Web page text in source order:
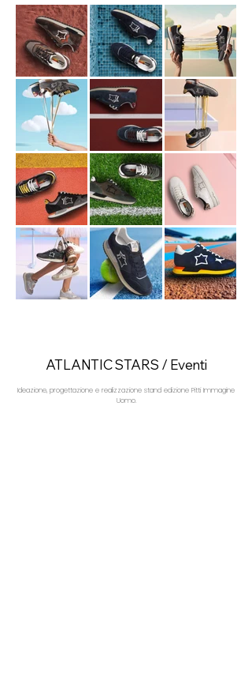
ATLANTIC STARS / Eventi
Ideazione, progettazione e realizzazione stand edizione Pitti Immagine
Uomo.